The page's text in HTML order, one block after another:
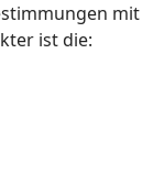
mit
ist die: